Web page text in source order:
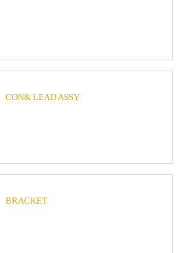
CON& LEAD ASSY
BRACKET